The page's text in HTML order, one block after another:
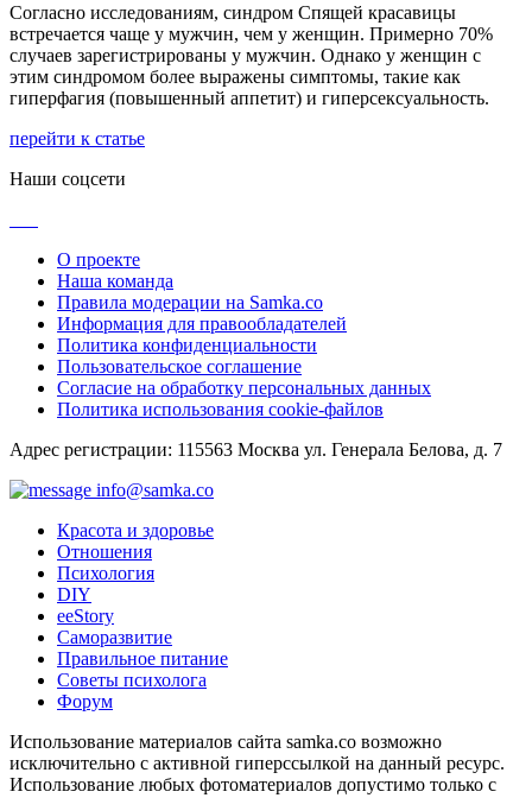
Согласно исследованиям, синдром Спящей красавицы
встречается чаще у мужчин, чем у женщин. Примерно 70%
случаев зарегистрированы у мужчин. Однако у женщин с
этим синдромом более выражены симптомы, такие как
гиперфагия (повышенный аппетит) и гиперсексуальность.
перейти к статье
Наши соцсети
О проекте
Наша команда
Правила модерации на Samka.co
Информация для правообладателей
Политика конфиденциальности
Пользовательское соглашение
Согласие на обработку персональных данных
Политика использования cookie-файлов
Адрес регистрации: 115563 Москва ул. Генерала Белова, д. 7
info@samka.co
Красота и здоровье
Отношения
Психология
DIY
ееStory
Саморазвитие
Правильное питание
Советы психолога
Форум
Использование материалов сайта samka.co возможно
исключительно с активной гиперссылкой на данный ресурс.
Использование любых фотоматериалов допустимо только с